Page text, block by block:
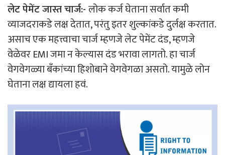
लेट पेमेंट जास्त चार्ज:-लोक कर्ज घेताना सर्वात कमी
व्याजदराकडे लक्ष देतात, परंतु इतर शुल्कांकडे दुर्लक्ष करतात.
असाच एक महत्त्वाचा चार्ज म्हणजे लेट पेमेंट दंड, म्हणजे
वेळेवर EMI जमा न केल्यास दंड भरावा लागतो. हा चार्ज
वेगवेगळ्या बँकांच्या हिशोबाने वेगवेगळा असतो. यामुळे लोन
घेताना लक्ष द्यायला हवं.